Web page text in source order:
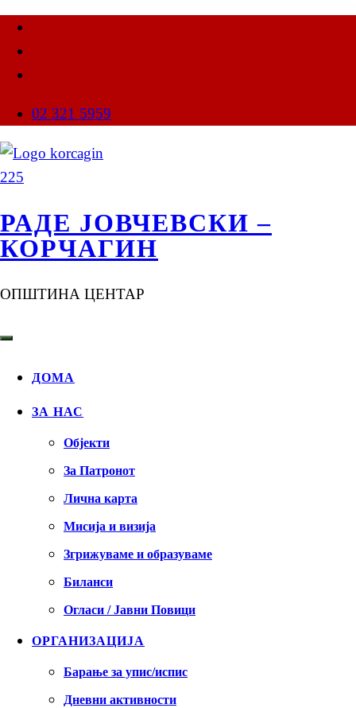
02 321 5959
РАДЕ ЈОВЧЕВСКИ –
КОРЧАГИН
ОПШТИНА ЦЕНТАР
ДОМА
ЗА НАС
Објекти
За Патронот
Лична карта
Мисија и визија
Згрижуваме и образуваме
Биланси
Огласи / Јавни Повици
ОРГАНИЗАЦИЈА
Барање за упис/испис
Дневни активности